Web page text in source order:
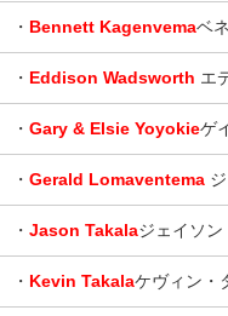
・ Bennett Kagenvemaベ
・ Eddison Wadsworth エ
・ Gary & Elsie Yoyokieゲ
・ Gerald Lomaventema
・ Jason Takalaジェイソン
・ Kevin Takalaケヴィン・